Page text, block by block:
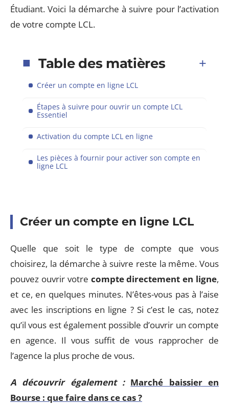
Étudiant. Voici la démarche à suivre pour l’activation
de votre compte LCL.
Table des matières
Créer un compte en ligne LCL
Étapes à suivre pour ouvrir un compte LCL
Essentiel
Activation du compte LCL en ligne
Les pièces à fournir pour activer son compte en
ligne LCL
Créer un compte en ligne LCL
Quelle que soit le type de compte que vous
choisirez, la démarche à suivre reste la même. Vous
pouvez ouvrir votre compte directement en ligne,
et ce, en quelques minutes. N’êtes-vous pas à l’aise
avec les inscriptions en ligne ? Si c’est le cas, notez
qu’il vous est également possible d’ouvrir un compte
en agence. Il vous suffit de vous rapprocher de
l’agence la plus proche de vous.
A découvrir également : Marché baissier en
Bourse : que faire dans ce cas ?